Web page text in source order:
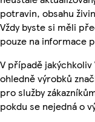
potravin, obsahu
Vždy byste si měli
pouze na informace
V případě
ohledně výrobků
pro služby
pokdu se nejedná o